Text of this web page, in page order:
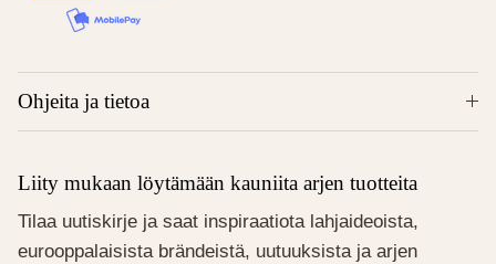
Ohjeita ja tietoa
Liity mukaan löytämään kauniita arjen tuotteita
Tilaa uutiskirje ja saat inspiraatiota lahjaideoista,
eurooppalaisista brändeistä, uutuuksista ja arjen